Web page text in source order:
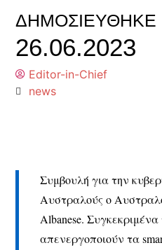
ΔΗΜΟΣΙΕΎΘΗΚΕ
26.06.2023
Editor-in-Chief
news
Συμβουλή για την
Αυστραλούς ο
Albanese.
απενεργοποιούν τα